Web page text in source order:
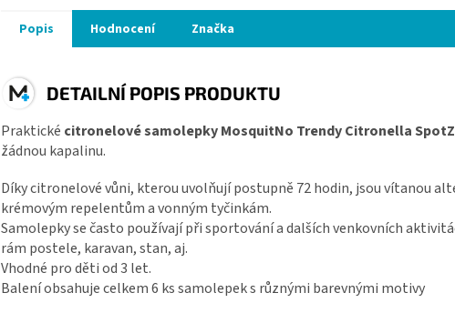
Popis Hodnocení Značka
DETAILNÍ POPIS PRODUKTU
Praktické citronelové samolepky MosquitNo Trendy Citronella
žádnou kapalinu.
Díky citronelové vůni, kterou uvolňují postupně 72 hodin, jsou vítanou
krémovým repelentům a vonným tyčinkám.
Samolepky se často používají při sportování a dalších venkovních
rám postele, karavan, stan, aj.
Vhodné pro děti od 3 let.
Balení obsahuje celkem 6 ks samolepek s různými barevnými motivy